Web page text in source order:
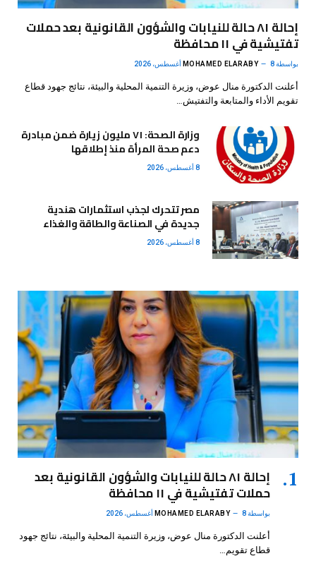
إحالة ٨١ حالة للنيابات والشؤون القانونية بعد حملات
تفتيشية في ١١ محافظة
بواسطة MOHAMED ELARABY 8 أغسطس، 2026
أعلنت الدكتورة منال عوض، وزيرة التنمية المحلية والبيئة، نتائج جهود قطاع
تقويم الأداء والمتابعة والتفتيش…
وزارة الصحة: ٧١ مليون زيارة ضمن مبادرة
دعم صحة المرأة منذ إطلاقها
8 أغسطس، 2026
مصر تتحرك لجذب استثمارات هندية
جديدة في الصناعة والطاقة والغذاء
8 أغسطس، 2026
إحالة ٨١ حالة للنيابات والشؤون القانونية بعد
حملات تفتيشية في ١١ محافظة
بواسطة MOHAMED ELARABY 8 أغسطس، 2026
أعلنت الدكتورة منال عوض، وزيرة التنمية المحلية والبيئة، نتائج جهود
قطاع تقويم…